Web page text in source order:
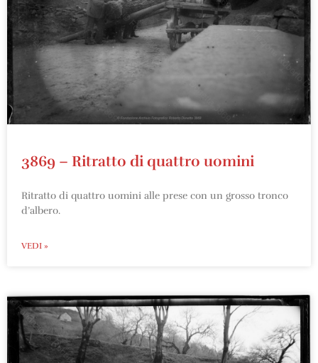
3869 – Ritratto di quattro uomini
Ritratto di quattro uomini alle prese con un grosso tronco
d’albero.
VEDI »